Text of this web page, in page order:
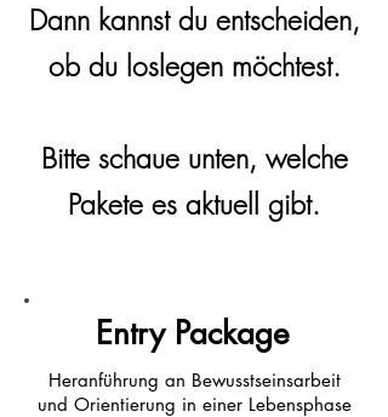
Dann kannst du entscheiden,
ob du loslegen möchtest.
Bitte schaue unten, welche
Pakete es aktuell gibt.
Entry Package
Heranführung an Bewusstseinsarbeit
und Orientierung in einer Lebensphase